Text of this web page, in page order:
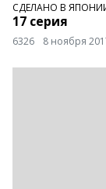
СДЕЛАНО В
17 серия
6326 8 ноября